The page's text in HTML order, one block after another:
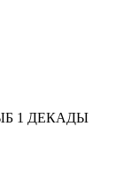
1 ДЕКАДЫ